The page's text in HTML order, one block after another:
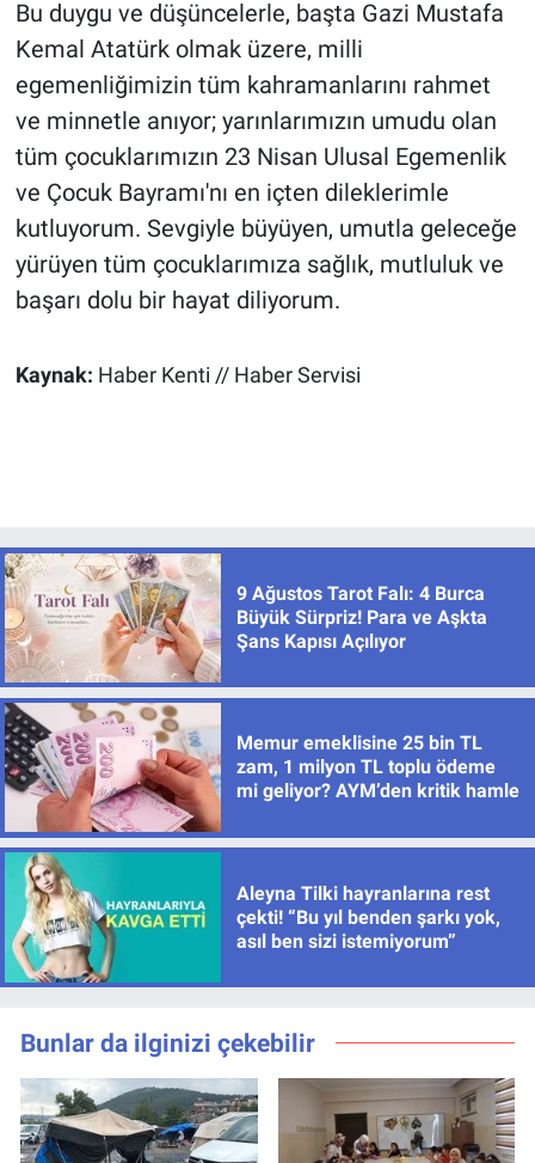
Bu duygu ve düşüncelerle, başta Gazi Mustafa
Kemal Atatürk olmak üzere, milli
egemenliğimizin tüm kahramanlarını rahmet
ve minnetle anıyor; yarınlarımızın umudu olan
tüm çocuklarımızın 23 Nisan Ulusal Egemenlik
ve Çocuk Bayramı'nı en içten dileklerimle
kutluyorum. Sevgiyle büyüyen, umutla geleceğe
yürüyen tüm çocuklarımıza sağlık, mutluluk ve
başarı dolu bir hayat diliyorum.
Kaynak: Haber Kenti // Haber Servisi
9 Ağustos Tarot Falı: 4 Burca
Büyük Sürpriz! Para ve Aşkta
Şans Kapısı Açılıyor
Memur emeklisine 25 bin TL
zam, 1 milyon TL toplu ödeme
mi geliyor? AYM’den kritik hamle
Aleyna Tilki hayranlarına rest
çekti! “Bu yıl benden şarkı yok,
asıl ben sizi istemiyorum”
Bunlar da ilginizi çekebilir